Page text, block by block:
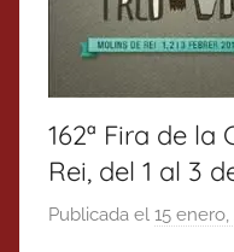
162ª Fira de la
Rei, del 1 al 3
Publicada el 15 enero,